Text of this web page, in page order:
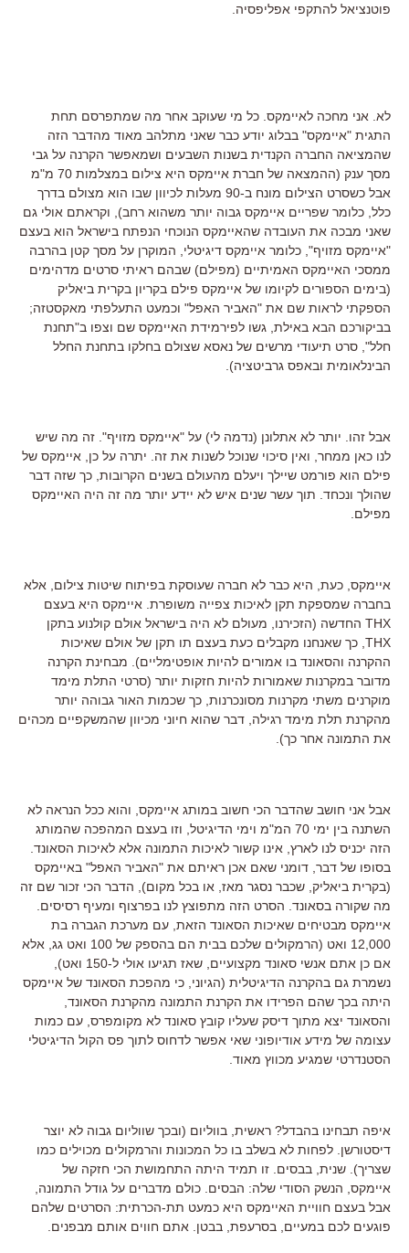
פוטנציאל להתקפי אפליפסיה.
לא. אני מחכה לאיימקס. כל מי שעוקב אחר מה שמתפרסם תחת
התגית "איימקס" בבלוג יודע כבר שאני מתלהב מאוד מהדבר הזה
שהמציאה החברה הקנדית בשנות השבעים ושמאפשר הקרנה על גבי
מסך ענק (ההמצאה של חברת איימקס היא צילום במצלמות 70 מ"מ
אבל כשסרט הצילום מונח ב-90 מעלות לכיוון שבו הוא מצולם בדרך
כלל, כלומר שפריים איימקס גבוה יותר משהוא רחב), וקראתם אולי גם
שאני מבכה את העובדה שהאיימקס הנוכחי הנפתח בישראל הוא בעצם
"איימקס מזויף", כלומר איימקס דיגיטלי, המוקרן על מסך קטן בהרבה
ממסכי האיימקס האמיתיים (מפילם) שבהם ראיתי סרטים מדהימים
(בימים הספורים לקיומו של איימקס פילם בקריון בקרית ביאליק
הספקתי לראות שם את "האביר האפל" וכמעט התעלפתי מאקסטזה;
בביקורכם הבא באילת, גשו לפירמידת האיימקס שם וצפו ב"תחנת
חלל", סרט תיעודי מרשים של נאסא שצולם בחלקו בתחנת החלל
הבינלאומית ובאפס גרביטציה).
אבל זהו. יותר לא אתלונן (נדמה לי) על "איימקס מזויף". זה מה שיש
לנו כאן ממחר, ואין סיכוי שנוכל לשנות את זה. יתרה על כן, איימקס של
פילם הוא פורמט שיילך ויעלם מהעולם בשנים הקרובות, כך שזה דבר
שהולך ונכחד. תוך עשר שנים איש לא יידע יותר מה זה היה האיימקס
מפילם.
איימקס, כעת, היא כבר לא חברה שעוסקת בפיתוח שיטות צילום, אלא
בחברה שמספקת תקן לאיכות צפייה משופרת. איימקס היא בעצם
THX החדשה (הזכירנו, מעולם לא היה בישראל אולם קולנוע בתקן
THX, כך שאנחנו מקבלים כעת בעצם תו תקן של אולם שאיכות
ההקרנה והסאונד בו אמורים להיות אופטימליים). מבחינת הקרנה
מדובר במקרנות שאמורות להיות חזקות יותר (סרטי התלת מימד
מוקרנים משתי מקרנות מסונכרנות, כך שכמות האור גבוהה יותר
מהקרנת תלת מימד רגילה, דבר שהוא חיוני מכיוון שהמשקפיים מכהים
את התמונה אחר כך).
אבל אני חושב שהדבר הכי חשוב במותג איימקס, והוא ככל הנראה לא
השתנה בין ימי 70 המ"מ וימי הדיגיטל, וזו בעצם המהפכה שהמותג
הזה יכניס לנו לארץ, אינו קשור לאיכות התמונה אלא לאיכות הסאונד.
בסופו של דבר, דומני שאם אכן ראיתם את "האביר האפל" באיימקס
(בקרית ביאליק, שכבר נסגר מאז, או בכל מקום), הדבר הכי זכור שם זה
מה שקורה בסאונד. הסרט הזה מתפוצץ לנו בפרצוף ומעיף רסיסים.
איימקס מבטיחים שאיכות הסאונד הזאת, עם מערכת הגברה בת
12,000 ואט (הרמקולים שלכם בבית הם בהספק של 100 ואט גג, אלא
אם כן אתם אנשי סאונד מקצועיים, שאז תגיעו אולי ל-150 ואט),
נשמרת גם בהקרנה הדיגיטלית (הגיוני, כי מהפכת הסאונד של איימקס
היתה בכך שהם הפרידו את הקרנת התמונה מהקרנת הסאונד,
והסאונד יצא מתוך דיסק שעליו קובץ סאונד לא מקומפרס, עם כמות
עצומה של מידע אודיופוני שאי אפשר לדחוס לתוך פס הקול הדיגיטלי
הסטנדרטי שמגיע מכווץ מאוד.
איפה תבחינו בהבדל? ראשית, בווליום (ובכך שווליום גבוה לא יוצר
דיסטורשן. לפחות לא בשלב בו כל המכונות והרמקולים מכוילים כמו
שצריך). שנית, בבסים. זו תמיד היתה התחמושת הכי חזקה של
איימקס, הנשק הסודי שלה: הבסים. כולם מדברים על גודל התמונה,
אבל בעצם חוויית האיימקס היא כמעט תת-הכרתית: הסרטים שלהם
פוגעים לכם במעיים, בסרעפת, בבטן. אתם חווים אותם מבפנים.